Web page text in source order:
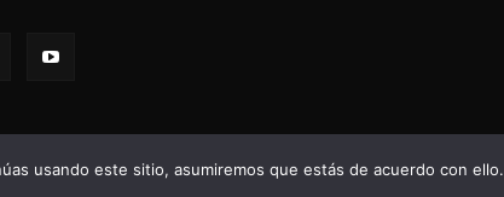
usando este sitio, asumiremos que estás de acuerdo con ello.